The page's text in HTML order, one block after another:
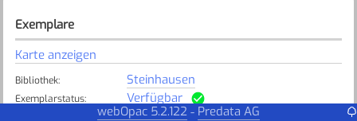
Exemplare
Karte anzeigen
Bibliothek: Steinhausen
Exemplarstatus:
Verfügbar
webOpac 5.2.122 - Predata AG